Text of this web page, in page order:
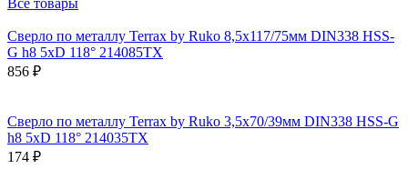
Сверло по металлу Terrax by Ruko 8,5x117/75мм DIN338 HSS-
G h8 5xD 118° 214085TX
856 ₽
Сверло по металлу Terrax by Ruko 3,5x70/39мм DIN338 HSS-G
h8 5xD 118° 214035TX
174 ₽